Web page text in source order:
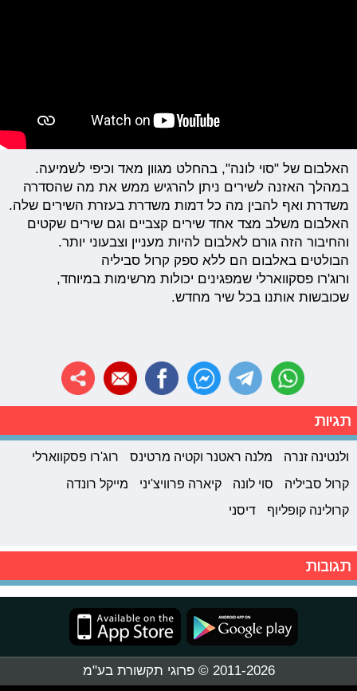
האלבום של "סוי לונה", בהחלט מגוון מאד וכיפי לשמיעה.
במהלך האזנה לשירים ניתן להרגיש ממש את מה שהסדרה
משדרת ואף להבין מה כל דמות משדרת בעזרת השירים שלה.
האלבום משלב מצד אחד שירים קצביים וגם שירים שקטים
והחיבור הזה גורם לאלבום להיות מעניין וצבעוני יותר.
הבולטים באלבום הם ללא ספק קרול סביליה
ורוג'רו פסקווארלי שמפגינים יכולות מרשימות במיוחד,
שכובשות אותנו בכל שיר מחדש.
תגיות
ולנטינה זנרה מלנה ראטנר וקטיה מרטינס
רוג'רו פסקווארלי
קרול סביליה
סוי לונה קיארה פרוויצ'יני
מייקל רונדה
קרולינה קופליוף
דיסני
תגובות
2011-2026 © פרוגי תקשורת בע"מ